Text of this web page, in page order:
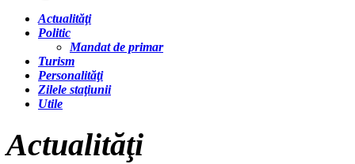
Actualităţi
Politic
Mandat de primar
Turism
Personalităţi
Zilele staţiunii
Utile
Actualităţi